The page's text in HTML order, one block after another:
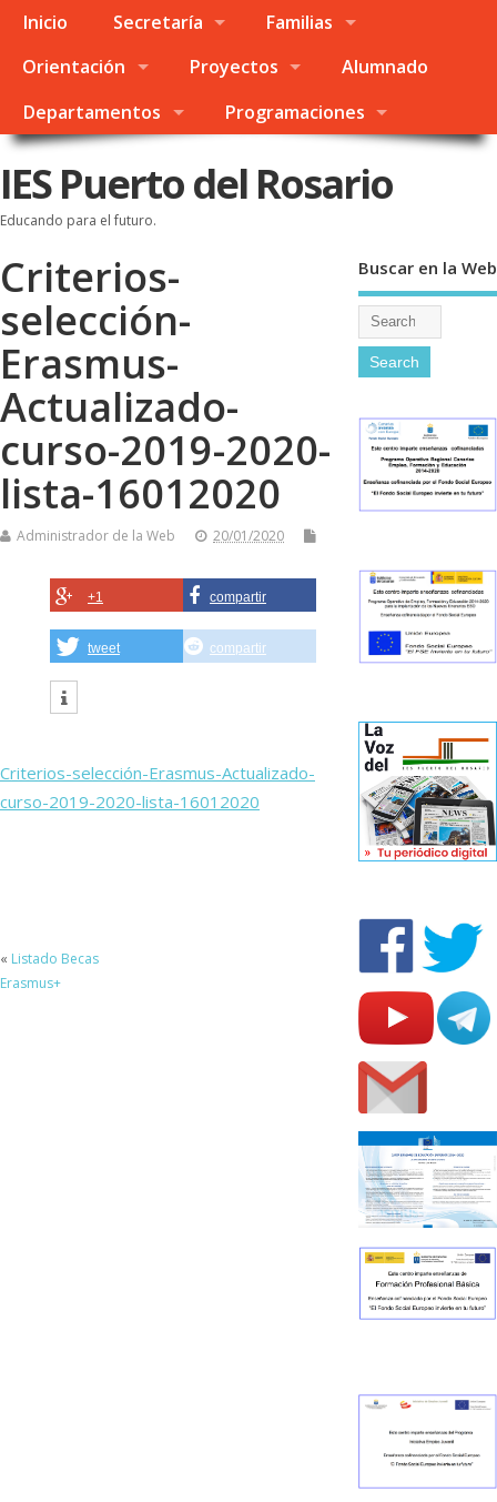
Inicio Secretaría
Familias
Orientación
Proyectos
Alumnado
Departamentos
Programaciones
IES Puerto del Rosario
Educando para el futuro.
Criterios-
selección-
Erasmus-
Actualizado-
curso-2019-2020-
lista-16012020
Administrador de la Web 20/01/2020
+1 compartir
tweet compartir
Criterios-selección-Erasmus-Actualizado-
curso-2019-2020-lista-16012020
« Listado Becas
Erasmus+
Buscar en la Web